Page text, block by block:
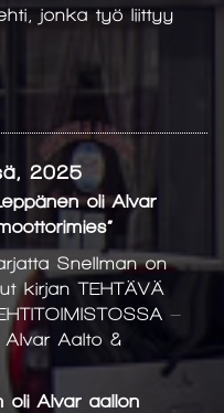
jonka työ liittyy
2025
oli Alvar
Snellman on
kirjan TEHTÄVÄ
–
Alvar Aalto &
oli Alvar aallon